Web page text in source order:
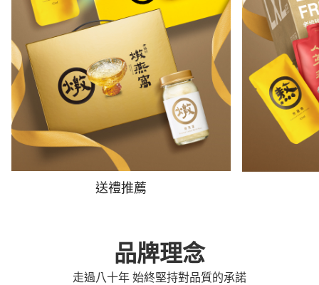
送禮推薦
品牌理念
走過八十年 始終堅持對品質的承諾